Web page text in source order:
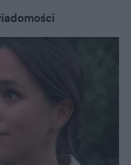
oficjalnych funkcji w
się do Stanów